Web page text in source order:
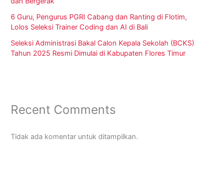
6 Guru, Pengurus PGRI Cabang dan Ranting di Flotim,
Lolos Seleksi Trainer Coding dan AI di Bali
Seleksi Administrasi Bakal Calon Kepala Sekolah (BCKS)
Tahun 2025 Resmi Dimulai di Kabupaten Flores Timur
Recent Comments
Tidak ada komentar untuk ditampilkan.